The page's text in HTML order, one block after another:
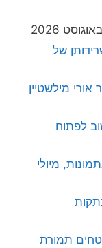
של
מילשטיין
לפתוח
מיולי
תמורת